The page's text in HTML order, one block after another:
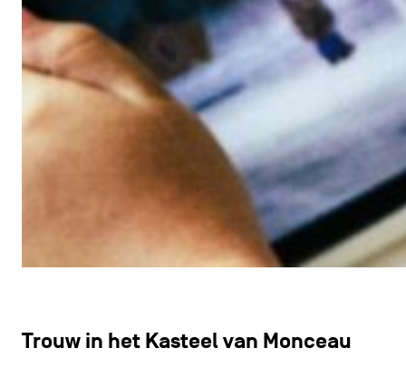
Trouw in het Kasteel van Monceau